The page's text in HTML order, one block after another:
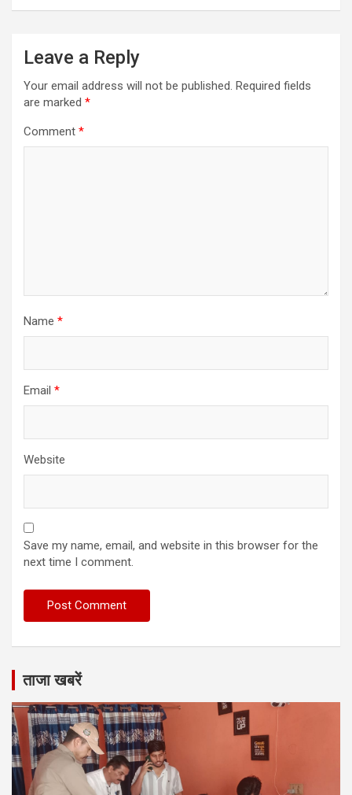
Leave a Reply
Your email address will not be published. Required fields
are marked *
Comment *
Name *
Email *
Website
Save my name, email, and website in this browser for the
next time I comment.
ताजा खबरें